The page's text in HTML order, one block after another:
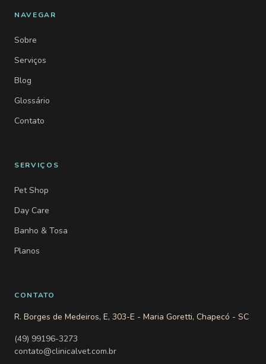
NAVEGAR
Sobre
Serviços
Blog
Glossário
Contato
SERVIÇOS
Pet Shop
Day Care
Banho & Tosa
Planos
CONTATO
R. Borges de Medeiros, E, 303-E - Maria Goretti, Chapecó - SC
(49) 99196-3273
contato@clinicalvet.com.br